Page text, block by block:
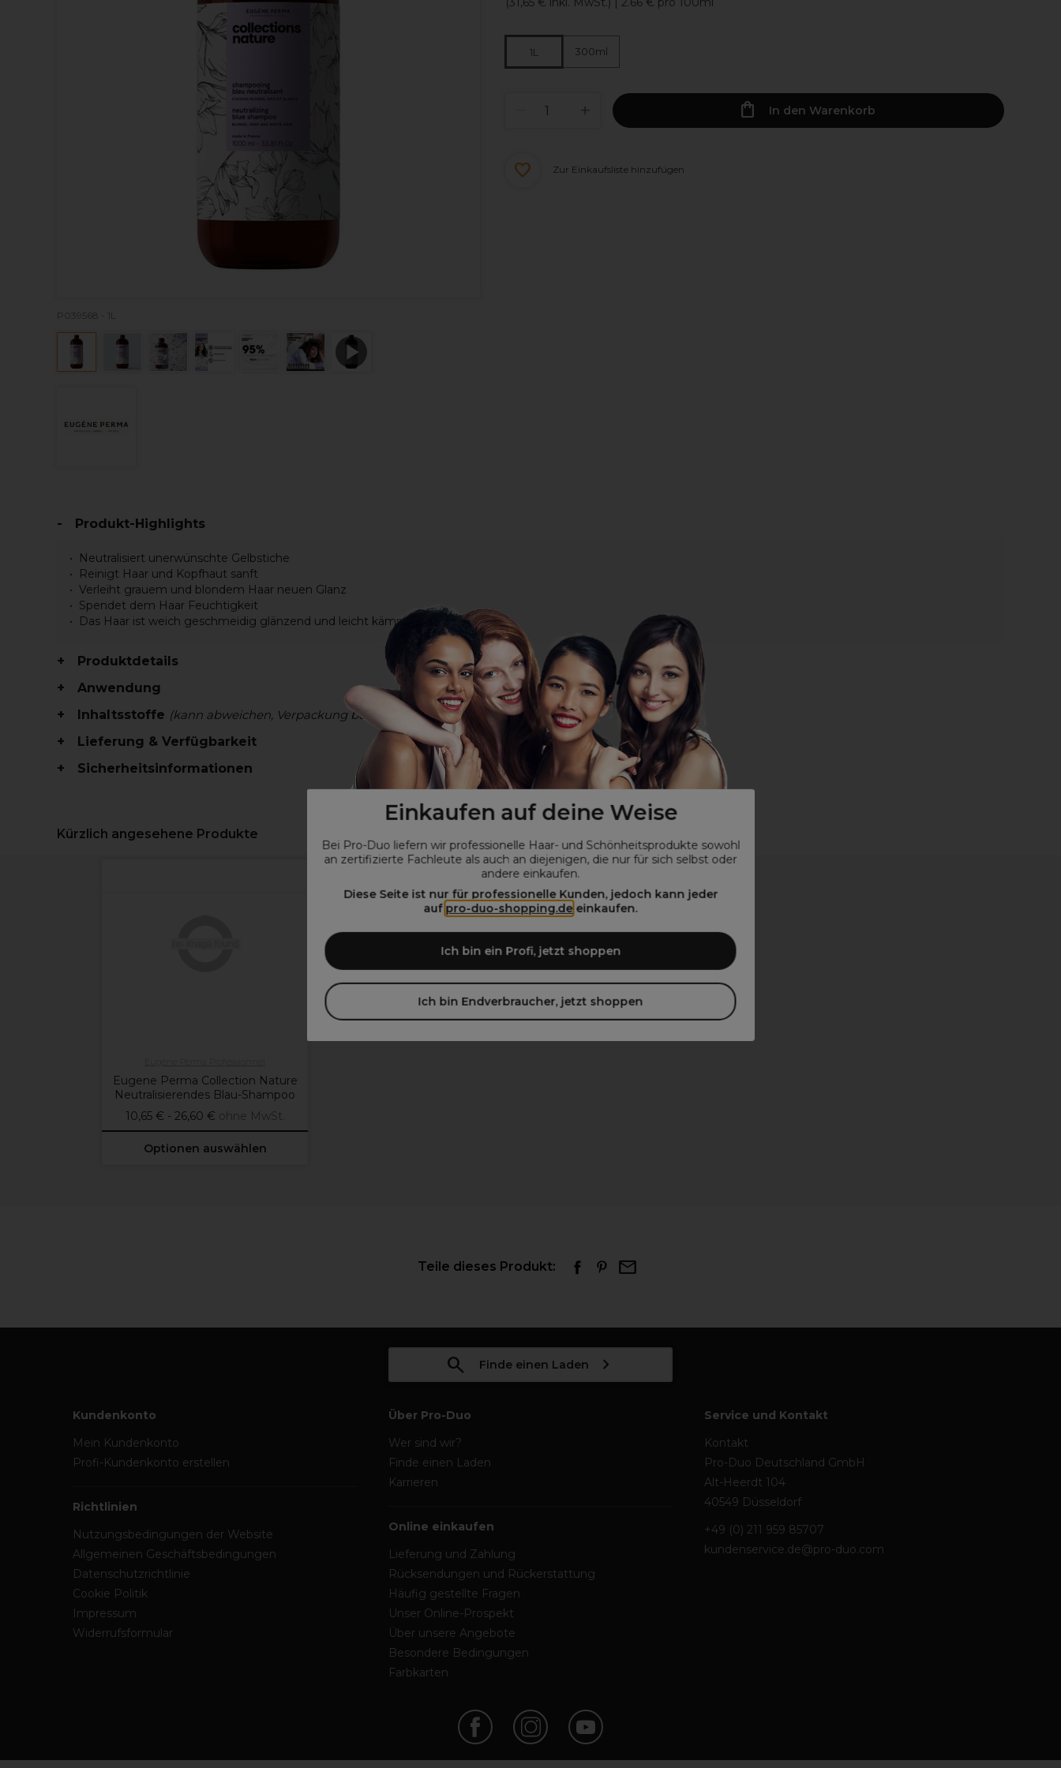
Einkaufen auf deine Weise
Bei Pro-Duo liefern wir professionelle Haar- und Schönheitsprodukte sowohl
an zertifizierte Fachleute als auch an diejenigen, die nur für sich selbst oder
andere einkaufen.
Diese Seite ist nur für professionelle Kunden, jedoch kann jeder
auf pro-duo-shopping.deeinkaufen.
Ich bin ein Profi, jetzt shoppen
Ich bin Endverbraucher, jetzt shoppen
P039568 - 1L
1L 300ml
In den Warenkorb
Zur Einkaufsliste hinzufügen
Produkt-Highlights
Neutralisiert unerwünschte Gelbstiche
Reinigt Haar und Kopfhaut sanft
Verleiht grauem und blondem Haar neuen Glanz
Spendet dem Haar Feuchtigkeit
Das Haar ist weich geschmeidig glänzend und leicht kämmbar
Produktdetails
Anwendung
Inhaltsstoffe (kann abweichen, Verpackung beachten)
Lieferung & Verfügbarkeit
Sicherheitsinformationen
Kürzlich angesehene Produkte
Eugene Perma Collection Nature
Neutralisierendes Blau-Shampoo
10,65 € - 26,60 € ohne MwSt.
Optionen auswählen
Teile dieses Produkt:
Finde einen Laden
Kundenkonto
Mein Kundenkonto
Profi-Kundenkonto erstellen
Richtlinien
Nutzungsbedingungen der Website
Allgemeinen Geschäftsbedingungen
Datenschutzrichtlinie
Cookie Politik
Impressum
Widerrufsformular
Über Pro-Duo
Wer sind wir?
Finde einen Laden
Karrieren
Online einkaufen
Lieferung und Zahlung
Rücksendungen und Rückerstattung
Häufig gestellte Fragen
Unser Online-Prospekt
Über unsere Angebote
Besondere Bedingungen
Farbkarten
Service und Kontakt
Kontakt
Pro-Duo Deutschland GmbH
Alt-Heerdt 104
40549 Düsseldorf
+49 (0) 211 959 85707
kundenservice.de@pro-duo.com